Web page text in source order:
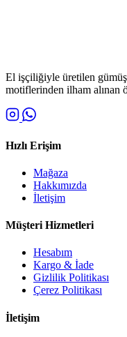
El işçiliğiyle üretilen
motiflerinden ilham alınan
Hızlı Erişim
Mağaza
Hakkımızda
İletişim
Müşteri Hizmetleri
Hesabım
Kargo & İade
Gizlilik Politikası
Çerez Politikası
İletişim